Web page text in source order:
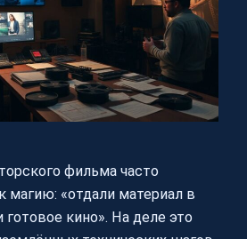
фильма часто
магию: «отдали материал в
кино». На деле это